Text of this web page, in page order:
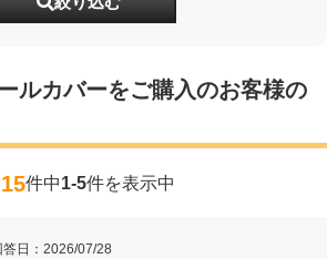
ルカバーをご購入のお客様の
15件中1-5件を表示中
答日：2026/07/28